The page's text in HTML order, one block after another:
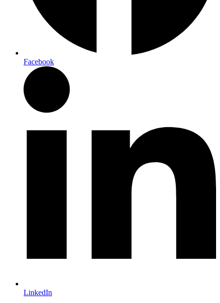
Facebook
LinkedIn